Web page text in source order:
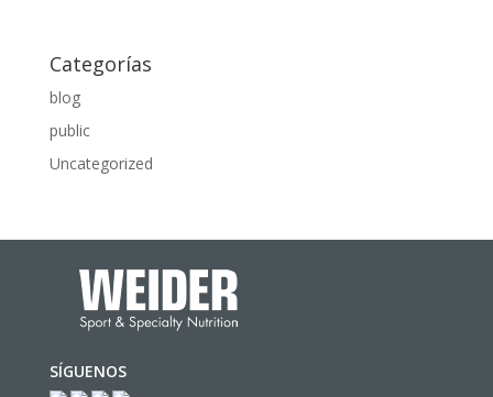
Categorías
blog
public
Uncategorized
SÍGUENOS